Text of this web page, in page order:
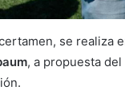
se realiza
, a propuesta